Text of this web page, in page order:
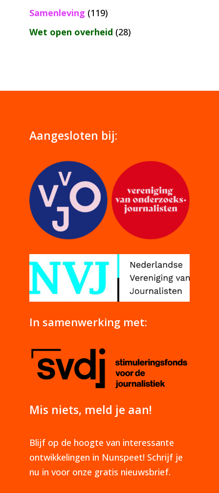
Samenleving (119)
Wet open overheid (28)
Aangesloten bij:
In samenwerking met:
Mis niets, meld je aan!
Blijf op de hoogte van interessante
ontwikkelingen in Nunspeet! Schrijf je
nu in voor onze gratis nieuwsbrief.